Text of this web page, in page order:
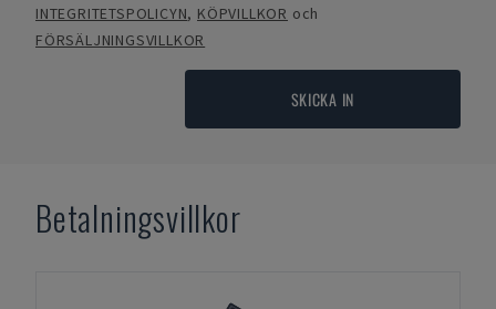
INTEGRITETSPOLICYN, KÖPVILLKOR och
FÖRSÄLJNINGSVILLKOR
SKICKA IN
Betalningsvillkor